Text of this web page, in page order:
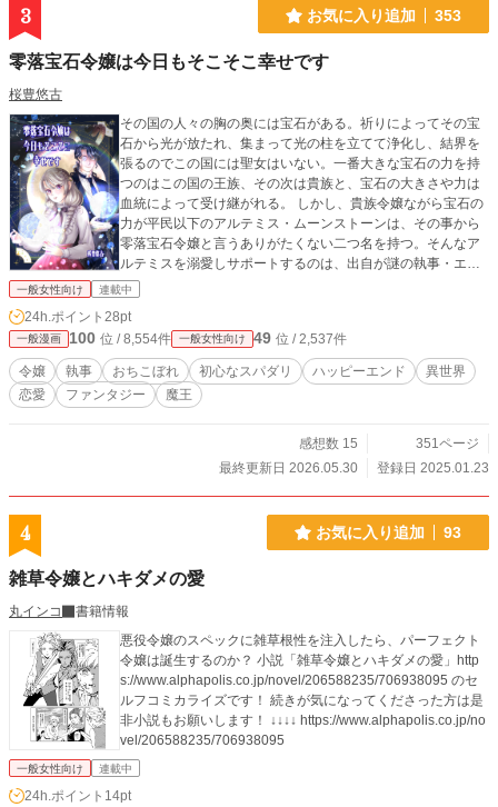
3 お気に入り追加 353
零落宝石令嬢は今日もそこそこ幸せです
桜豊悠古
その国の人々の胸の奥には宝石がある。祈りによってその宝
石から光が放たれ、集まって光の柱を立てて浄化し、結界を
張るのでこの国には聖女はいない。一番大きな宝石の力を持
つのはこの国の王族、その次は貴族と、宝石の大きさや力は
血統によって受け継がれる。 しかし、貴族令嬢ながら宝石の
力が平民以下のアルテミス・ムーンストーンは、その事から
零落宝石令嬢と言うありがたくない二つ名を持つ。そんなア
ルテミスを溺愛しサポートするのは、出自が謎の執事・エン
ディミオン・ノア。彼は誰よりも大きな宝石の力を発揮し、
でになく多くの魔物が現れた。 その魔物たちを前に、アルテ
ミスとエンディミオンは立ち向かうが、果たしてその結果
は…。
一般女性向け 連載中
24h.ポイント 28pt
一般漫画 100 位 / 8,554件 一般女性向け 49 位 / 2,537件
令嬢 執事 おちこぼれ 初心なスパダリ ハッピーエンド
異世界
恋愛
ファンタジー 魔王
感想数 15
351ページ
最終更新日 2026.05.30
登録日 2025.01.23
4 お気に入り追加 93
雑草令嬢とハキダメの愛
丸インコ
書籍情報
悪役令嬢のスペックに雑草根性を注入したら、パーフェクト
令嬢は誕生するのか？ 小説「雑草令嬢とハキダメの愛」http
s://www.alphapolis.co.jp/novel/206588235/706938095 のセ
ルフコミカライズです！ 続きが気になってくださった方は是
非小説もお願いします！ ↓↓↓↓ https://www.alphapolis.co.jp/no
vel/206588235/706938095
一般女性向け 連載中
24h.ポイント 14pt